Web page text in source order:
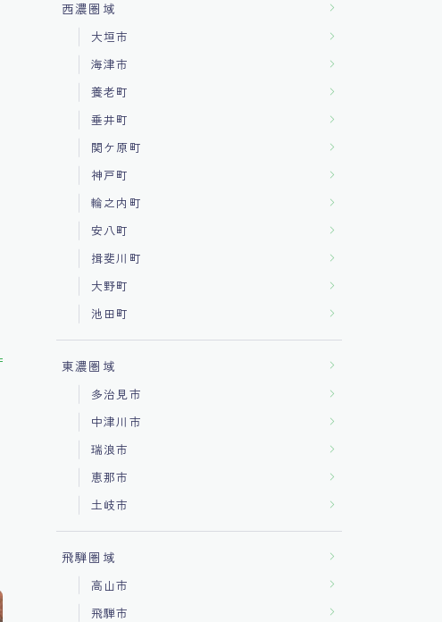
西濃圏域
大垣市
海津市
養老町
垂井町
関ケ原町
神戸町
輪之内町
安八町
揖斐川町
大野町
池田町
東濃圏域
多治見市
中津川市
瑞浪市
恵那市
土岐市
飛騨圏域
高山市
飛騨市